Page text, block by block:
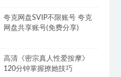
夸克网盘SVIP不限账号 夸克
网盘共享账号(免费分享)
高清《密宗真人性爱按摩》
120分钟掌握撩她技巧